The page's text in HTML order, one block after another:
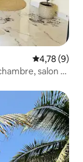
Évaluation
4,78 (9)
salon et